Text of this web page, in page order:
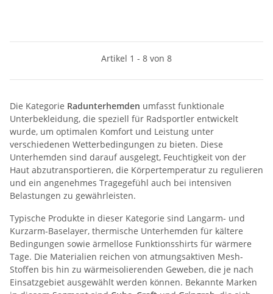
Artikel 1 - 8 von 8
Die Kategorie Radunterhemden umfasst funktionale
Unterbekleidung, die speziell für Radsportler entwickelt
wurde, um optimalen Komfort und Leistung unter
verschiedenen Wetterbedingungen zu bieten. Diese
Unterhemden sind darauf ausgelegt, Feuchtigkeit von der
Haut abzutransportieren, die Körpertemperatur zu regulieren
und ein angenehmes Tragegefühl auch bei intensiven
Belastungen zu gewährleisten.
Typische Produkte in dieser Kategorie sind Langarm- und
Kurzarm-Baselayer, thermische Unterhemden für kältere
Bedingungen sowie ärmellose Funktionsshirts für wärmere
Tage. Die Materialien reichen von atmungsaktiven Mesh-
Stoffen bis hin zu wärmeisolierenden Geweben, die je nach
Einsatzgebiet ausgewählt werden können. Bekannte Marken